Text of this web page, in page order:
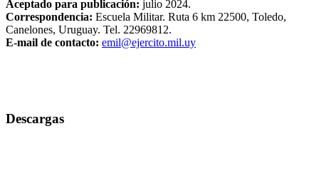
Aceptado para publicación: julio 2024.
Correspondencia: Escuela Militar. Ruta 6 km 22500, Toledo,
Canelones, Uruguay. Tel. 22969812.
E-mail de contacto: emil@ejercito.mil.uy
Descargas